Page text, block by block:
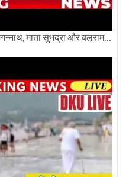
विश्व प्रसिद्ध धाम पुरी की भगवान श्री जगन्नाथ, माता सुभद्रा और बलराम जी की भव्य शोभा यात्रा देखिए